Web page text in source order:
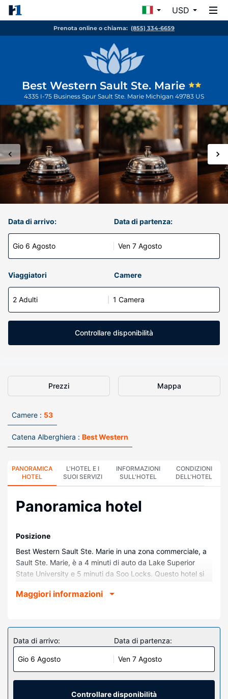
USD
Prenota online o chiama: (855) 334-6659
Best Western Sault Ste. Marie
4335 I-75 Business Spur Sault Ste. Marie Michigan 49783 US
Data di arrivo:
Gio 6 Agosto
Data di partenza:
Ven 7 Agosto
Viaggiatori Camere
2 Adulti 1 Camera
Controllare disponibilità
Prezzi Mappa
Camere : 53
Catena Alberghiera : Best Western
PANORAMICA
HOTEL
L'HOTEL E I
SUOI SERVIZI
INFORMAZIONI
SULL'HOTEL
CONDIZIONI
DELL'HOTEL
Panoramica hotel
Posizione
Best Western Sault Ste. Marie in una zona commerciale, a
Sault Ste. Marie, è a 4 minuti di auto da Lake Superior
State University e 5 minuti da Soo Locks. Questo hotel si
Ship Valley Camp.
Rilassati in una delle 53 camere della struttura, complete di
frigorifero e microonde. La TV LCD da 42 pollici con canali
via cavo è l'ideale per concedersi un po' di svago, mentre il
Wi-Fi gratuito ti permette di restare in contatto con il
mondo. Il bagno in camera dispone di combinazione
doccia/vasca, set di cortesia gratuiti e asciugacapelli. I
comfort includono cassaforte (adatta a contenere un
Maggiori informazioni
Data di arrivo:
Gio 6 Agosto
Data di partenza:
Ven 7 Agosto
Controllare disponibilità